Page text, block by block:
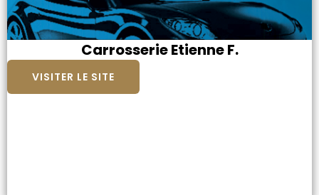
Carrosserie Etienne F.
VISITER LE SITE